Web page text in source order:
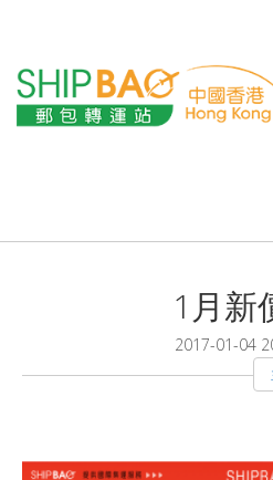
1月新
2017-01-04